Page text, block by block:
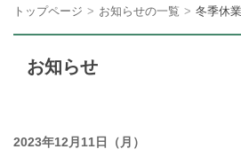
トップページ お知らせの一覧 冬季休
お知らせ
2023年12月11日（月）